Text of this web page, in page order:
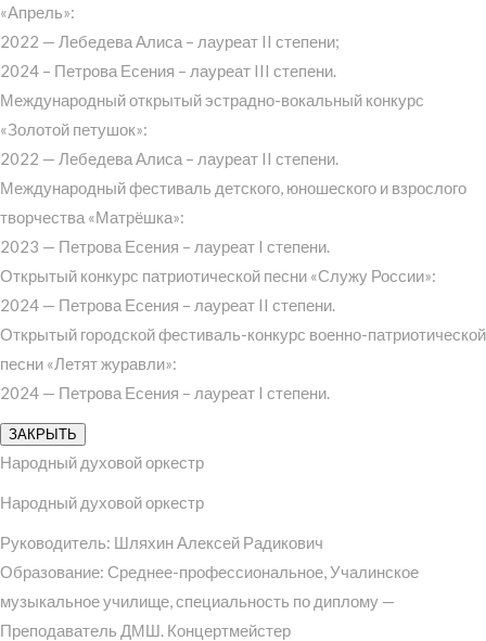
«Апрель»:
2022 — Лебедева Алиса – лауреат II степени;
2024 – Петрова Есения – лауреат III степени.
Международный открытый эстрадно-вокальный конкурс
«Золотой петушок»:
2022 — Лебедева Алиса – лауреат II степени.
Международный фестиваль детского, юношеского и взрослого
творчества «Матрёшка»:
2023 — Петрова Есения – лауреат I степени.
Открытый конкурс патриотической песни «Служу России»:
2024 — Петрова Есения – лауреат II степени.
Открытый городской фестиваль-конкурс военно-патриотической
песни «Летят журавли»:
2024 — Петрова Есения – лауреат I степени.
ЗАКРЫТЬ
Народный духовой оркестр
Народный духовой оркестр
Руководитель: Шляхин Алексей Радикович
Образование: Среднее-профессиональное, Учалинское
музыкальное училище, специальность по диплому —
Преподаватель ДМШ. Концертмейстер